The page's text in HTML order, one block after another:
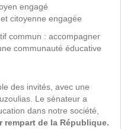
engagé
citoyenne engagée
commun : accompagner
communauté éducative
des invités, avec une
Le sénateur a
dans notre société,
rempart de la République.